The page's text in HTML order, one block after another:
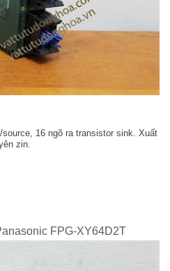
16 ngõ ra transistor sink. Xuất
zin.
FPG-XY64D2T